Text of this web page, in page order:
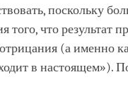
поскольку
того, что результат
(а именно
в настоящем»).